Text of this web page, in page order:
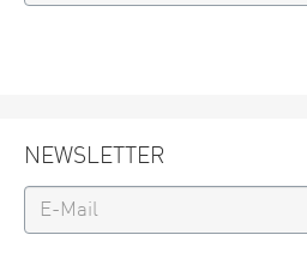
NEWSLETTER